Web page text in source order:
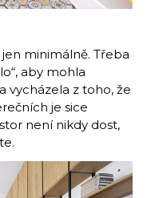
minimálně. Třeba
aby mohla
vycházela z toho, že
je sice
není nikdy dost,